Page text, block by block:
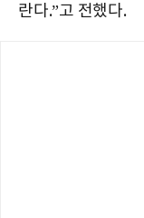
란다.”고 전했다.